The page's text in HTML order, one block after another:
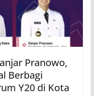
Pranowo,
Berbagi
Y20 di Kota